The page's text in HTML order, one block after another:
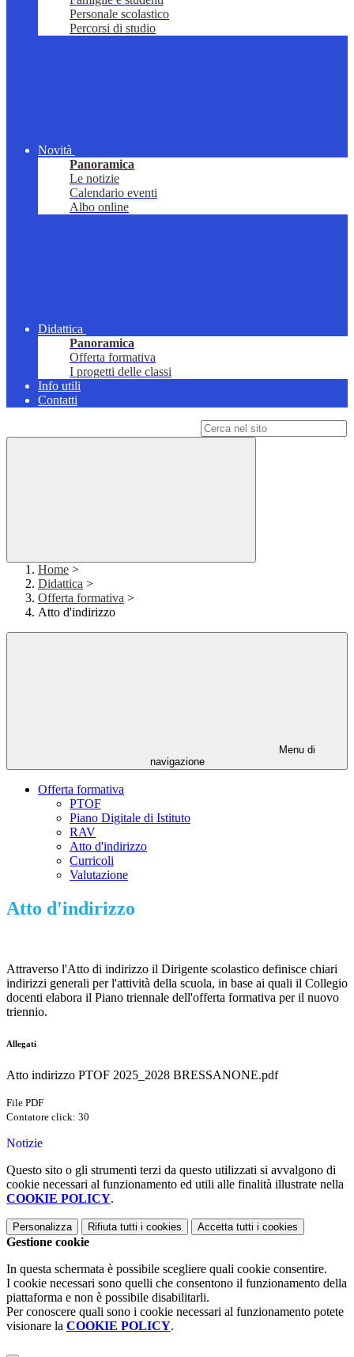
Personale scolastico
Percorsi di studio
Novità
Panoramica
Le notizie
Calendario eventi
Albo online
Didattica
Panoramica
Offerta formativa
I progetti delle classi
Info utili
Contatti
Home >
Didattica >
Offerta formativa >
Atto d'indirizzo
Menu di
navigazione
Offerta formativa
PTOF
Piano Digitale di Istituto
RAV
Atto d'indirizzo
Curricoli
Valutazione
Atto d'indirizzo
Attraverso l'Atto di indirizzo il Dirigente scolastico definisce chiari
indirizzi generali per l'attività della scuola, in base ai quali il Collegio
docenti elabora il Piano triennale dell'offerta formativa per il nuovo
triennio.
Allegati
Atto indirizzo PTOF 2025_2028 BRESSANONE.pdf
File PDF
Contatore click: 30
Notizie
Questo sito o gli strumenti terzi da questo utilizzati si avvalgono di
cookie necessari al funzionamento ed utili alle finalità illustrate nella
COOKIE POLICY.
Personalizza Rifiuta tutti i cookies Accetta tutti i cookies
Gestione cookie
In questa schermata è possibile scegliere quali cookie consentire.
I cookie necessari sono quelli che consentono il funzionamento della
piattaforma e non è possibile disabilitarli.
Per conoscere quali sono i cookie necessari al funzionamento potete
visionare la COOKIE POLICY.